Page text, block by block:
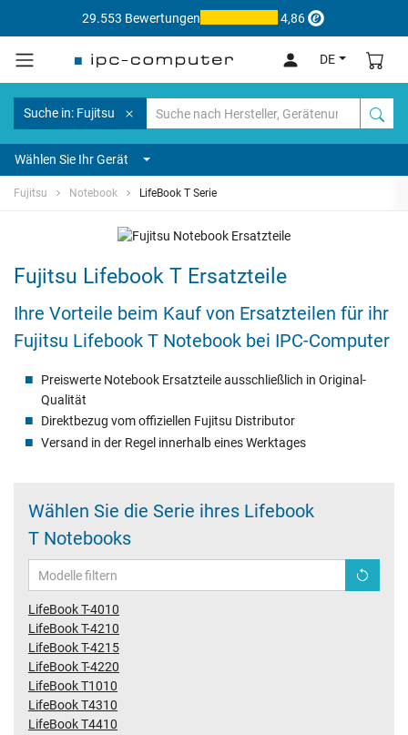
29.553 Bewertungen 4,86
DE
Suche in: Fujitsu
Wählen Sie Ihr Gerät
Fujitsu Notebook LifeBook T Serie
Fujitsu Lifebook T Ersatzteile
Ihre Vorteile beim Kauf von Ersatzteilen für ihr
Fujitsu Lifebook T Notebook bei IPC-Computer
Preiswerte Notebook Ersatzteile ausschließlich in Original-
Qualität
Direktbezug vom offiziellen Fujitsu Distributor
Versand in der Regel innerhalb eines Werktages
Wählen Sie die Serie ihres Lifebook
T Notebooks
LifeBook T-4010
LifeBook T-4210
LifeBook T-4215
LifeBook T-4220
LifeBook T1010
LifeBook T4310
LifeBook T4410